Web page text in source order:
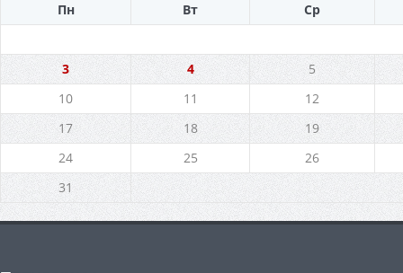
Пн Вт Ср
3 4
5
10
11
12
17
18
19
24
25
26
31